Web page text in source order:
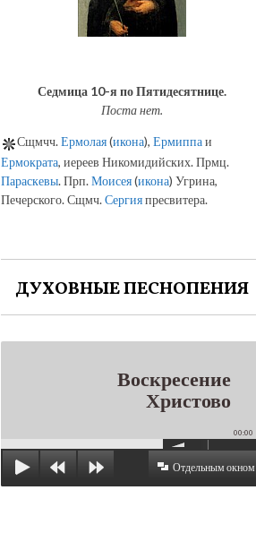
Седмица 10-я по Пятидесятнице.
Поста нет.
Сщмчч.Ермолая(икона), Ермиппаи
Ермократа, иереев Никомидийских. Прмц.
Параскевы. Прп.Моисея(икона) Угрина,
Печерского. Сщмч.Сергияпресвитера.
ДУХОВНЫЕ ПЕСНОПЕНИЯ
Воскресение
Христово
00:00
Отдельным окном